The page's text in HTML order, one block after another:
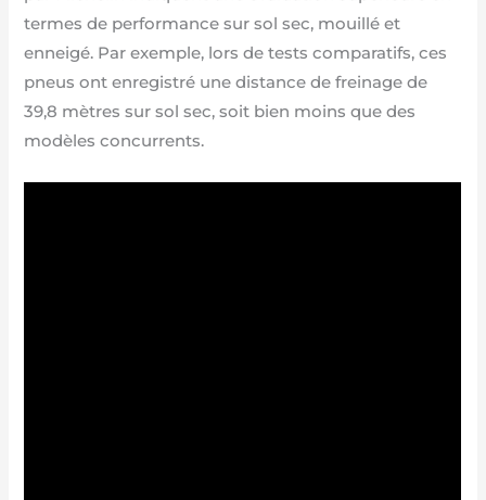
termes de performance sur sol sec, mouillé et
enneigé. Par exemple, lors de tests comparatifs, ces
pneus ont enregistré une distance de freinage de
39,8 mètres sur sol sec, soit bien moins que des
modèles concurrents.